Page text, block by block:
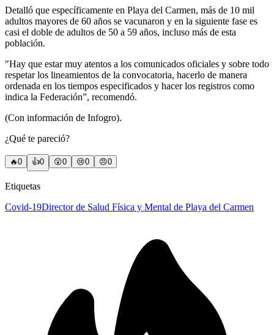
Detalló que específicamente en Playa del Carmen, más de 10 mil
adultos mayores de 60 años se vacunaron y en la siguiente fase es
casi el doble de adultos de 50 a 59 años, incluso más de esta
población.
"Hay que estar muy atentos a los comunicados oficiales y sobre todo
respetar los lineamientos de la convocatoria, hacerlo de manera
ordenada en los tiempos especificados y hacer los registros como
indica la Federación”, recomendó.
(Con información de Infogro).
¿Qué te pareció?
🔥0 👍0 😲0 😢0 😠0
Etiquetas
Covid-19Director de Salud Física y Mental de Playa del Carmen